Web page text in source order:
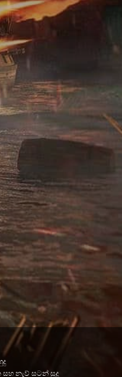
නැව් සටන් සූදු